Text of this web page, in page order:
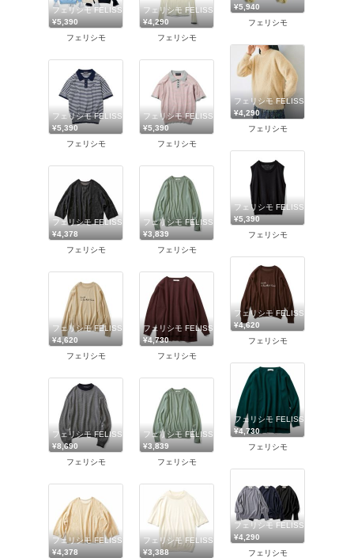
¥5,940
フェリシモ
フェリシモ FELISSIMO
¥5,390
フェリシモ
フェリシモ FELISSIMO
¥4,290
フェリシモ
フェリシモ FELISSIMO
¥4,290
フェリシモ
フェリシモ FELISSIMO
¥5,390
フェリシモ
フェリシモ FELISSIMO
¥5,390
フェリシモ
フェリシモ FELISSIMO
¥5,390
フェリシモ
フェリシモ FELISSIMO
¥4,378
フェリシモ
フェリシモ FELISSIMO
¥3,839
フェリシモ
フェリシモ FELISSIMO
¥4,620
フェリシモ
フェリシモ FELISSIMO
¥4,620
フェリシモ
フェリシモ FELISSIMO
¥4,730
フェリシモ
フェリシモ FELISSIMO
¥4,730
フェリシモ
フェリシモ FELISSIMO
¥8,690
フェリシモ
フェリシモ FELISSIMO
¥3,839
フェリシモ
フェリシモ FELISSIMO
¥4,290
フェリシモ
フェリシモ FELISSIMO
¥4,378
フェリシモ FELISSIMO
¥3,388